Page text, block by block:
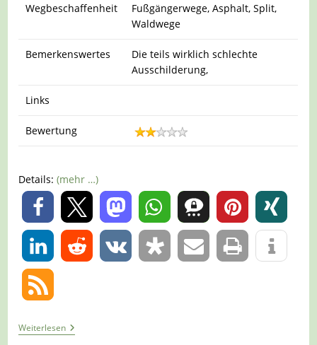
Wegbeschaffenheit
Fußgängerwege, Asphalt, Split,
Waldwege
Bemerkenswertes
Die teils wirklich schlechte
Ausschilderung,
Links
Bewertung
Details:(mehr …)
0
0
WeiterlesenTour
717